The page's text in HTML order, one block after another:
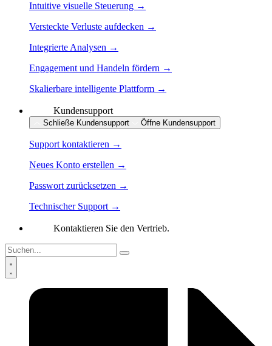
Intuitive visuelle Steuerung →
Versteckte Verluste aufdecken →
Integrierte Analysen →
Engagement und Handeln fördern →
Skalierbare intelligente Plattform →
Kundensupport
Schließe Kundensupport Öffne Kundensupport
Support kontaktieren →
Neues Konto erstellen →
Passwort zurücksetzen →
Technischer Support →
Kontaktieren Sie den Vertrieb.